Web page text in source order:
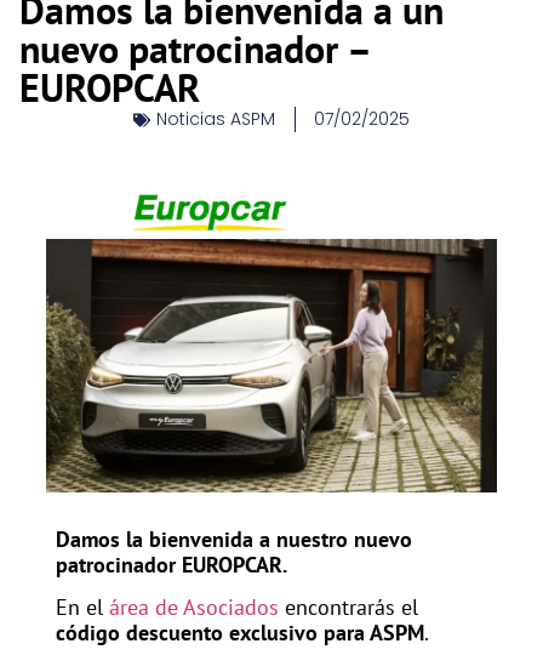
Damos la bienvenida a un
nuevo patrocinador –
EUROPCAR
Noticias ASPM 07/02/2025
Damos la bienvenida a nuestro nuevo
patrocinador EUROPCAR.
En elárea de Asociados encontrarás el
código descuento exclusivo para ASPM.